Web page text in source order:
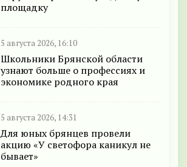
площадку
5 августа 2026, 16:10
Школьники Брянской области
узнают больше о профессиях и
экономике родного края
5 августа 2026, 14:31
Для юных брянцев провели
акцию «У светофора каникул не
бывает»